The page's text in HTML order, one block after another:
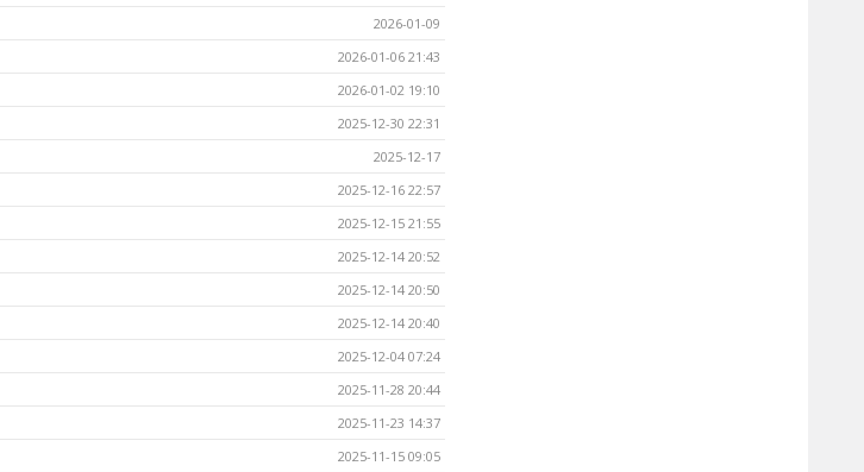
2026-01-09
2026-01-06 21:43
2026-01-02 19:10
2025-12-30 22:31
2025-12-17
2025-12-16 22:57
2025-12-15 21:55
2025-12-14 20:52
2025-12-14 20:50
2025-12-14 20:40
2025-12-04 07:24
2025-11-28 20:44
2025-11-23 14:37
2025-11-15 09:05